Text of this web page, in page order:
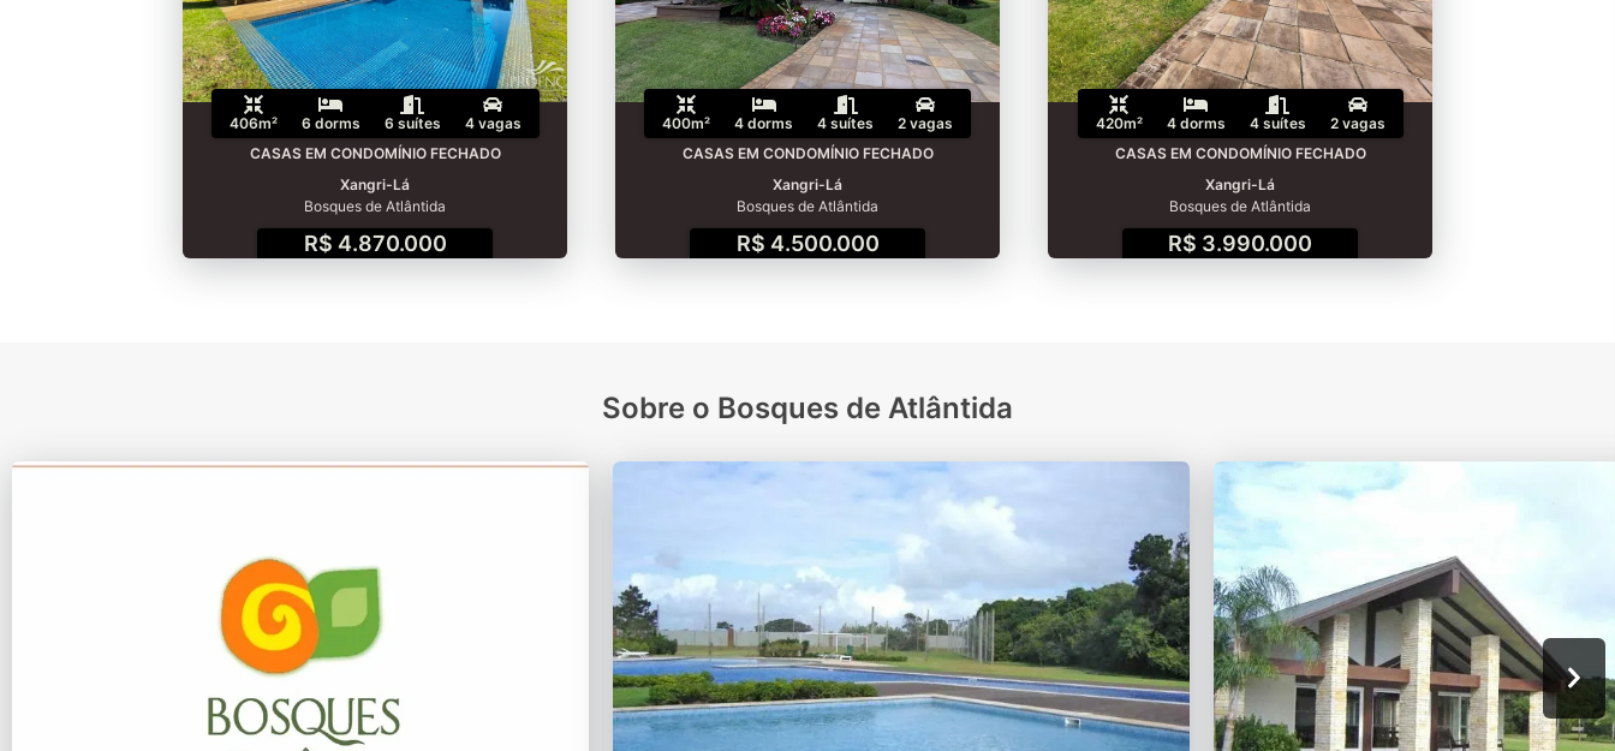
406m² 6 dorms 6 suítes
4 vagas
CASAS EM CONDOMÍNIO FECHADO
Xangri-Lá
Bosques de Atlântida
R$ 4.870.000
400m² 4 dorms 4 suítes
2 vagas
CASAS EM CONDOMÍNIO FECHADO
Xangri-Lá
Bosques de Atlântida
R$ 4.500.000
420m² 4 dorms 4 suítes
2 vagas
CASAS EM CONDOMÍNIO FECHADO
Xangri-Lá
Bosques de Atlântida
R$ 3.990.000
Sobre o Bosques de Atlântida